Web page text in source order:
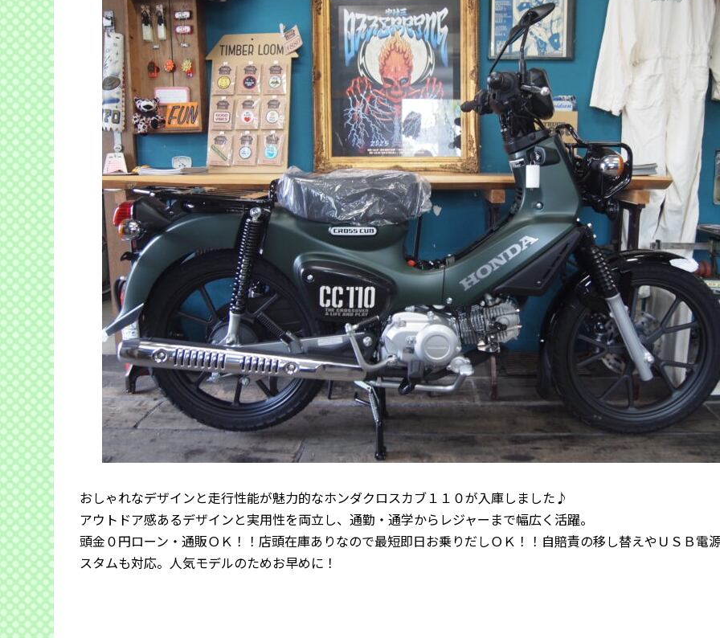
おしゃれなデザインと走行性能が魅力的なホンダクロスカブ１１０が入庫しました♪
アウトドア感あるデザインと実用性を両立し、通勤・通学からレジャーまで幅広く活躍。
頭金０円ローン・通販ＯＫ！！店頭在庫ありなので最短即日お乗りだしＯＫ！！自賠責の移し替えやＵＳＢ電
スタムも対応。人気モデルのためお早めに！